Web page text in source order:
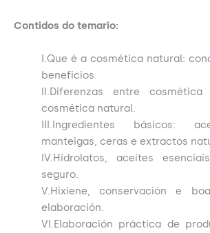
Contidos do temario:
I.Que é a cosmética natural:
beneficios.
II.Diferenzas entre cosmética
cosmética natural.
III.Ingredientes básicos:
manteigas, ceras e extractos
IV.Hidrolatos, aceites
seguro.
V.Hixiene, conservación e
elaboración.
VI.Elaboración práctica de